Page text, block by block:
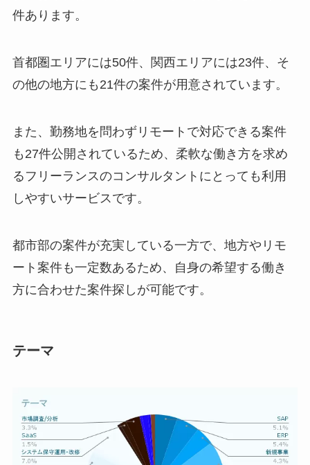
件あります。
首都圏エリアには50件、関西エリアには23件、そ
の他の地方にも21件の案件が用意されています。
また、勤務地を問わずリモートで対応できる案件
も27件公開されているため、柔軟な働き方を求め
るフリーランスのコンサルタントにとっても利用
しやすいサービスです。
都市部の案件が充実している一方で、地方やリモ
ート案件も一定数あるため、自身の希望する働き
方に合わせた案件探しが可能です。
テーマ